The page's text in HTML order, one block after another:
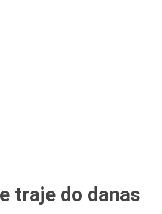
traje do danas